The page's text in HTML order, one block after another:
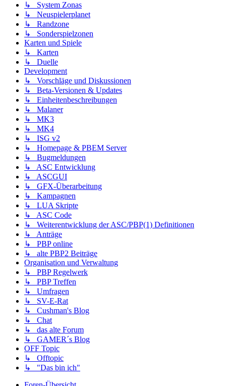
↳ System Zonas
↳ Neuspielerplanet
↳ Randzone
↳ Sonderspielzonen
Karten und Spiele
↳ Karten
↳ Duelle
Development
↳ Vorschläge und Diskussionen
↳ Beta-Versionen & Updates
↳ Einheitenbeschreibungen
↳ Malaner
↳ MK3
↳ MK4
↳ ISG v2
↳ Homepage & PBEM Server
↳ Bugmeldungen
↳ ASC Entwicklung
↳ ASCGUI
↳ GFX-Überarbeitung
↳ Kampagnen
↳ LUA Skripte
↳ ASC Code
↳ Weiterentwicklung der ASC/PBP(1) Definitionen
↳ Anträge
↳ PBP online
↳ alte PBP2 Beiträge
Organisation und Verwaltung
↳ PBP Regelwerk
↳ PBP Treffen
↳ Umfragen
↳ SV-E-Rat
↳ Cushman's Blog
↳ Chat
↳ das alte Forum
↳ GAMER´s Blog
OFF Topic
↳ Offtopic
↳ "Das bin ich"